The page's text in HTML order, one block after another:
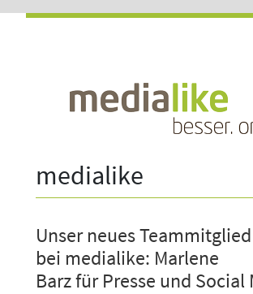
medialike
Unser neues Teammitglied
bei medialike: Marlene
Barz für Presse und Social